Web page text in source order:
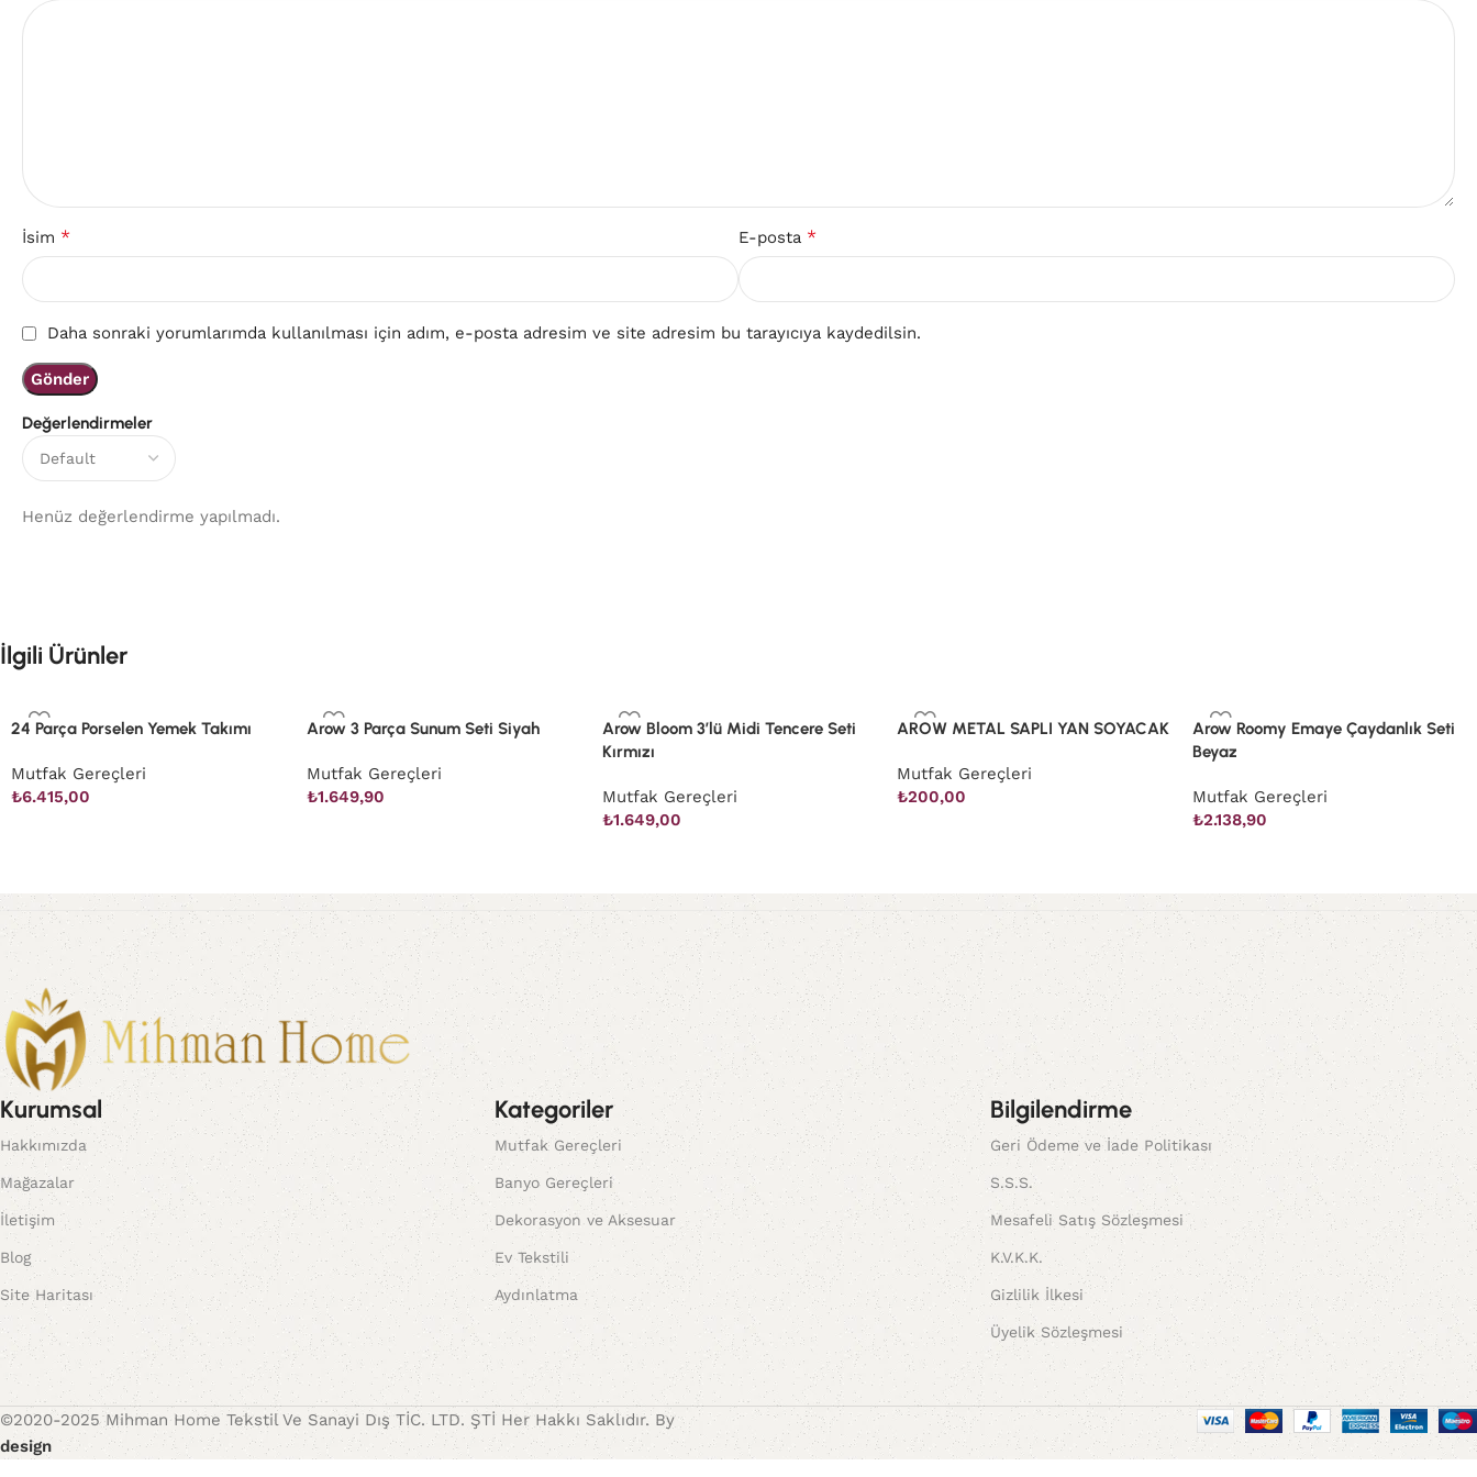
Değerlendirmeler
Henüz değerlendirme yapılmadı.
İsim * E-posta *
Daha sonraki yorumlarımda kullanılması için adım, e-posta adresim ve site adresim bu tarayıcıya kaydedilsin.
İlgili Ürünler
24 Parça Porselen Yemek Takımı
Mutfak Gereçleri
₺6.415,00
Arow 3 Parça Sunum Seti Siyah
Mutfak Gereçleri
₺1.649,90
Arow Bloom 3’lü Midi Tencere Seti
Kırmızı
Mutfak Gereçleri
₺1.649,00
AROW METAL SAPLI YAN SOYACAK
Mutfak Gereçleri
₺200,00
Arow Roomy Emaye Çaydanlık Seti
Beyaz
Mutfak Gereçleri
₺2.138,90
Kurumsal
Hakkımızda
Mağazalar
İletişim
Blog
Site Haritası
Kategoriler
Mutfak Gereçleri
Banyo Gereçleri
Dekorasyon ve Aksesuar
Ev Tekstili
Aydınlatma
Bilgilendirme
Geri Ödeme ve İade Politikası
S.S.S.
Mesafeli Satış Sözleşmesi
K.V.K.K.
Gizlilik İlkesi
Üyelik Sözleşmesi
©2020-2025 Mihman Home Tekstil Ve Sanayi Dış TİC. LTD. ŞTİ Her Hakkı Saklıdır. By
design